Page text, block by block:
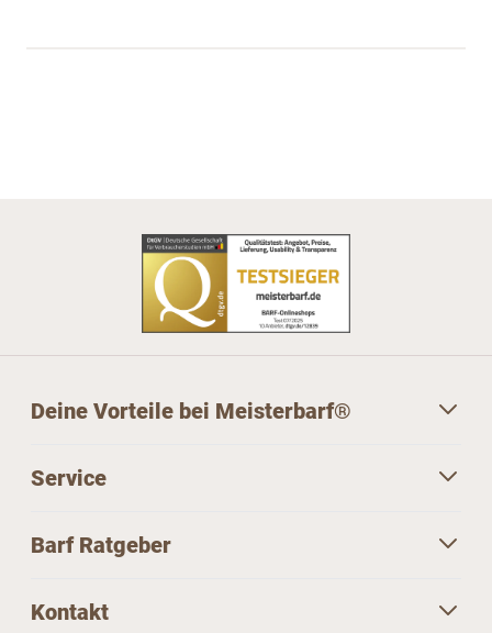
Deine Vorteile bei Meisterbarf®
Service
Barf Ratgeber
Kontakt